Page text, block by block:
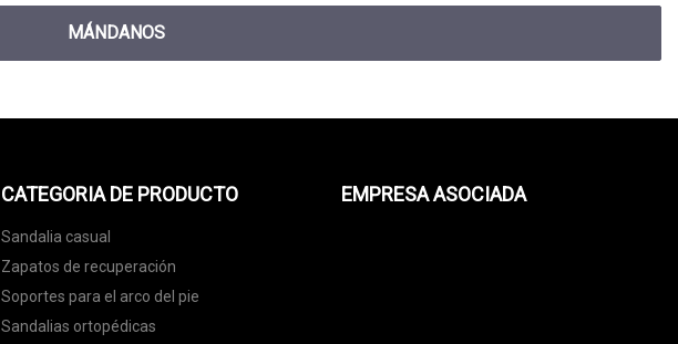
MÁNDANOS
CATEGORIA DE PRODUCTO
Sandalia casual
Zapatos de recuperación
Soportes para el arco del pie
Sandalias ortopédicas
EMPRESA ASOCIADA